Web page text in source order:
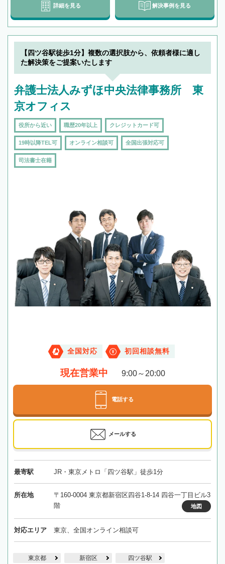
詳細を見る 解決事例を見る
【四ツ谷駅徒歩1分】複数の選択肢から、依頼者様に適し
た解決策をご提案いたします
弁護士法人みずほ中央法律事務所 東
京オフィス
役所から近い 職歴20年以上 クレジットカード可
19時以降TEL可 オンライン相談可 全国出張対応可
司法書士在籍
全国対応 初回相談無料
現在営業中 9:00～20:00
電話する
メールする
最寄駅 JR・東京メトロ「四ツ谷駅」徒歩1分
所在地
〒160-0004 東京都新宿区四谷1-8-14 四谷一丁目ビル3
階
地図
対応エリア 東京、全国オンライン相談可
東京都 新宿区 四ツ谷駅